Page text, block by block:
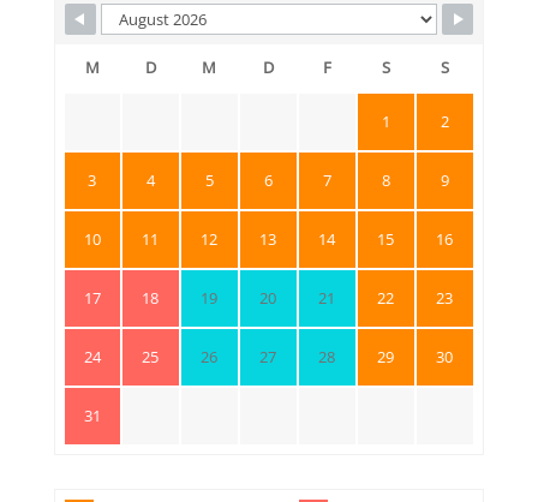
M D M D F S S
1 2
3 4 5 6 7 8 9
10 11 12 13 14 15 16
17 18 19 20 21 22 23
24 25 26 27 28 29 30
31